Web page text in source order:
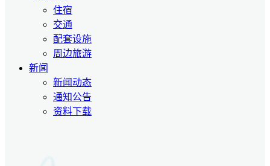
住宿
交通
配套设施
周边旅游
新闻
新闻动态
通知公告
资料下载